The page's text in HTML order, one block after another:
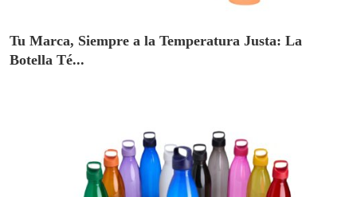
Tu Marca, Siempre a la Temperatura Justa: La
Botella Té...